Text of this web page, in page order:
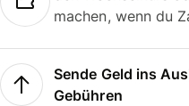
machen, wenn du
Sende Geld ins
Gebühren